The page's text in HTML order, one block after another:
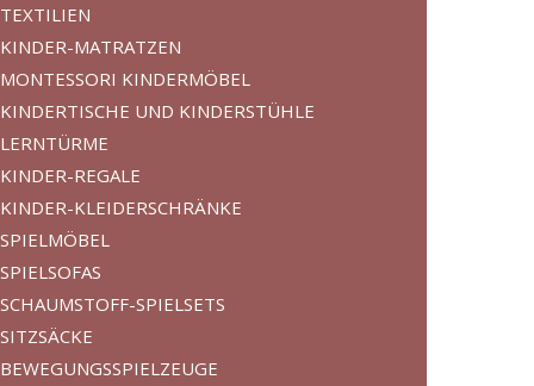
TEXTILIEN
KINDER-MATRATZEN
MONTESSORI KINDERMÖBEL
KINDERTISCHE UND KINDERSTÜHLE
LERNTÜRME
KINDER-REGALE
KINDER-KLEIDERSCHRÄNKE
SPIELMÖBEL
SPIELSOFAS
SCHAUMSTOFF-SPIELSETS
SITZSÄCKE
BEWEGUNGSSPIELZEUGE